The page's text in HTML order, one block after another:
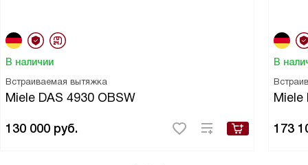
В наличии
Встраиваемая вытяжка
Miele DAS 4930 OBSW
130 000 руб.
В
Miele
173